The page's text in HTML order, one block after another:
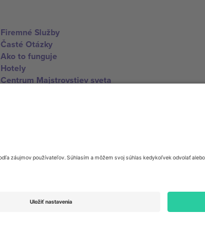
Firemné Služby
Časté Otázky
Ako to funguje
Hotely
Centrum Majstrovstiev sveta
United Kingdom